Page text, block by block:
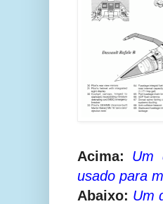
Acima:
Um
usado para
Abaixo: Um